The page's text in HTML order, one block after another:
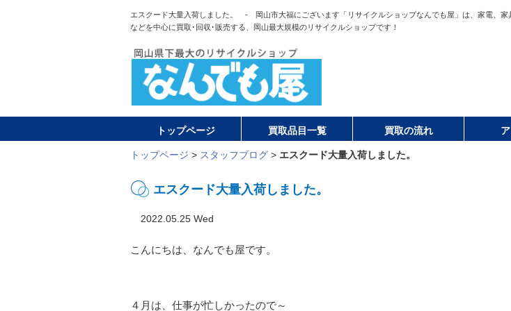
エスクード大量入荷しました。 - 岡山市大福にございます「リサイクルショップなんでも屋」は、家電、家
などを中心に買取･回収･販売する、岡山最大規模のリサイクルショップです！
トップページ 買取品目一覧 買取の流れ
トップページ > スタッフブログ > エスクード大量入荷しました。
エスクード大量入荷しました。
2022.05.25 Wed
こんにちは、なんでも屋です。
４月は、仕事が忙しかったので～